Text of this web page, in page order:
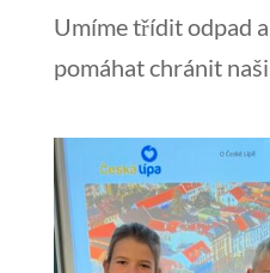
Umíme třídit odpad
pomáhat chránit